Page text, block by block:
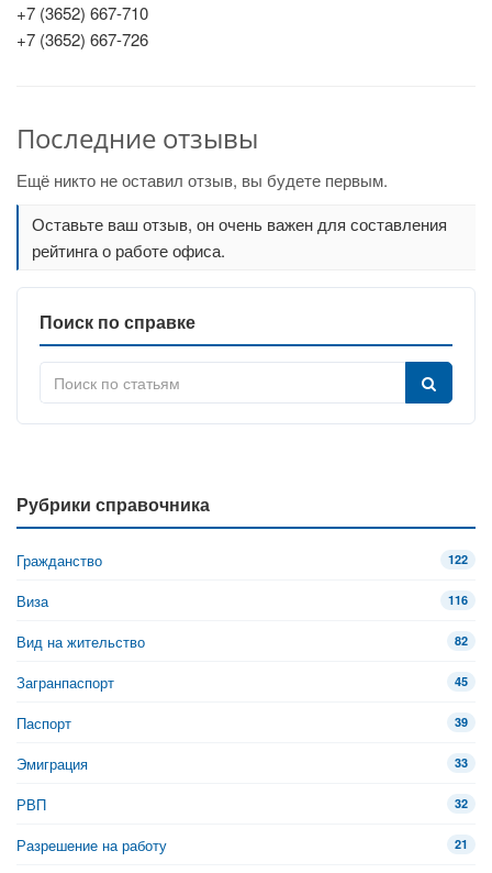
+7 (3652) 667-710
+7 (3652) 667-726
Последние отзывы
Ещё никто не оставил отзыв, вы будете первым.
Оставьте ваш отзыв, он очень важен для составления
рейтинга о работе офиса.
Поиск по справке
Рубрики справочника
Гражданство 122
Виза 116
Вид на жительство 82
Загранпаспорт 45
Паспорт 39
Эмиграция 33
РВП 32
Разрешение на работу 21